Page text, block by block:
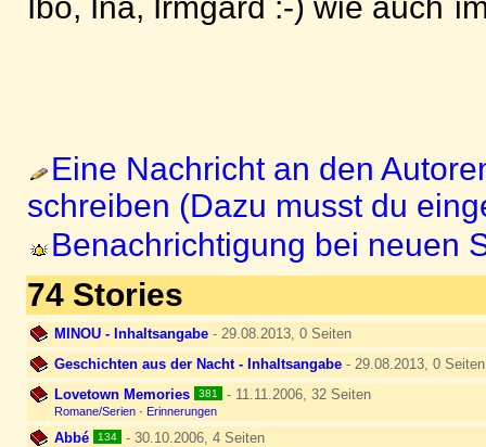
Eine Nachricht an den
schreiben (Dazu musst du
Benachrichtigung bei neuen
74 Stories
MINOU - Inhaltsangabe - 29.08.2013, 0 Seiten
Geschichten aus der Nacht - Inhaltsangabe - 29.08.2013, 0 Seiten
Lovetown Memories
381 - 11.11.2006, 32 Seiten
Romane/Serien · Erinnerungen
Abbé 134 - 30.10.2006, 4 Seiten